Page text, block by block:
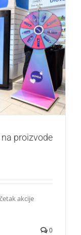
za negu tela
proizvode
akcije
0